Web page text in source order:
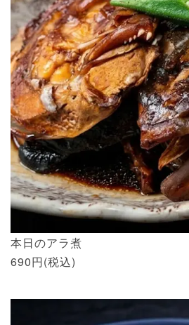
本日のアラ煮
690円(税込)